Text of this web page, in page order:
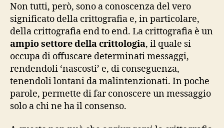
Non tutti, però, sono a conoscenza del vero
significato della crittografia e, in particolare,
della crittografia end to end. La crittografia è un
ampio settore della crittologia, il quale si
occupa di offuscare determinati messaggi,
rendendoli ‘nascosti’ e, di conseguenza,
tenendoli lontani da malintenzionati. In poche
parole, permette di far conoscere un messaggio
solo a chi ne ha il consenso.